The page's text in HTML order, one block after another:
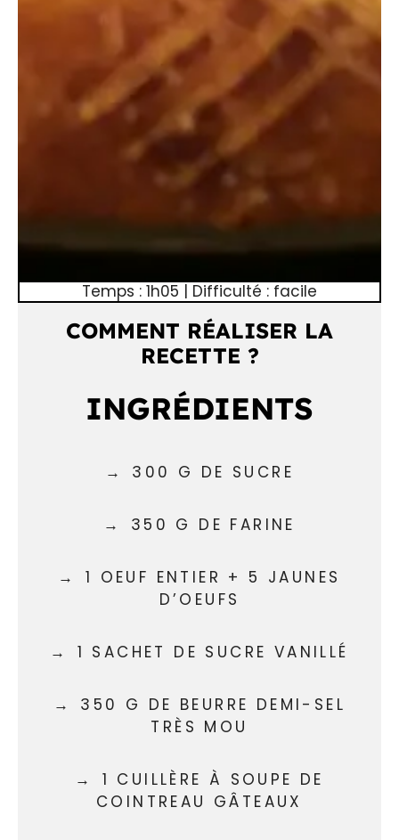
Temps : 1h05 | Difficulté : facile
COMMENT RÉALISER LA
RECETTE ?
INGRÉDIENTS
300 G DE SUCRE
350 G DE FARINE
1 OEUF ENTIER + 5 JAUNES
D’OEUFS
1 SACHET DE SUCRE VANILLÉ
350 G DE BEURRE DEMI-SEL
TRÈS MOU
1 CUILLÈRE À SOUPE DE
COINTREAU GÂTEAUX